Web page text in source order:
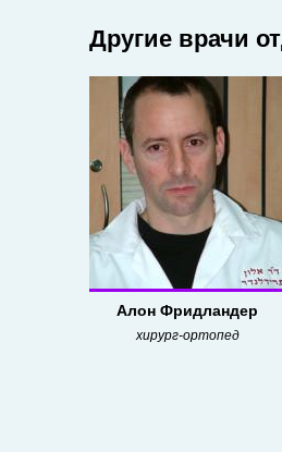
Другие врачи
Алон Фридландер
хирург-ортопед